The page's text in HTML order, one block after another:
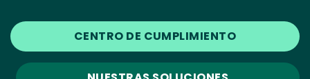
CENTRO DE CUMPLIMIENTO